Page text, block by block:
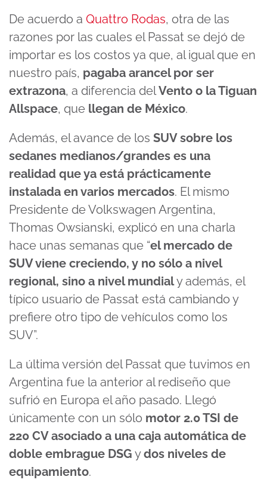
De acuerdo a Quattro Rodas, otra de las
razones por las cuales el Passat se dejó de
importar es los costos ya que, al igual que en
nuestro país, pagaba arancel por ser
extrazona, a diferencia delVento o la Tiguan
Allspace, que llegan de México.
Además, el avance de los SUV sobre los
sedanes medianos/grandes es una
realidad que ya está prácticamente
instalada en varios mercados. El mismo
Presidente de Volkswagen Argentina,
Thomas Owsianski, explicó en una charla
hace unas semanas que “el mercado de
SUV viene creciendo, y no sólo a nivel
regional, sino a nivel mundialy además, el
típico usuario de Passat está cambiando y
prefiere otro tipo de vehículos como los
SUV”.
La última versión del Passat que tuvimos en
Argentina fue la anterior al rediseño que
sufrió en Europa el año pasado. Llegó
únicamente con un sólo motor 2.0 TSI de
220 CV asociado a una caja automática de
doble embrague DSG ydos niveles de
equipamiento.